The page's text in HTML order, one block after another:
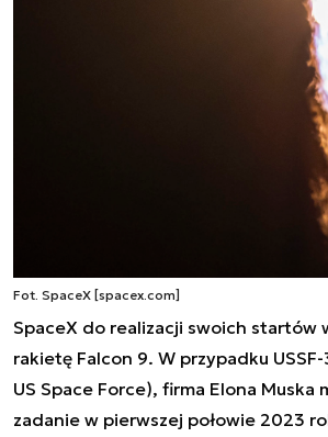
Fot. SpaceX [spacex.com]
SpaceX do realizacji swoich startów
rakietę Falcon 9. W przypadku
US Space Force), firma Elona Muska
zadanie w pierwszej połowie 2023